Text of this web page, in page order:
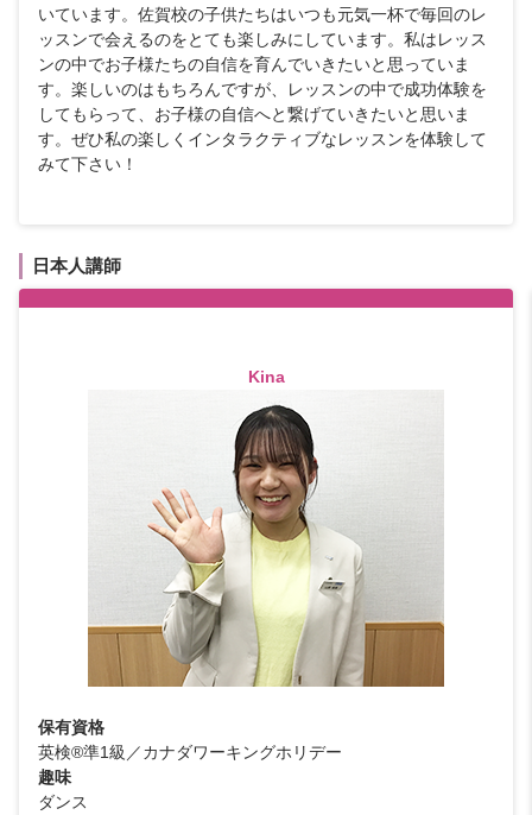
いています。佐賀校の子供たちはいつも元気一杯で毎回のレ
ッスンで会えるのをとても楽しみにしています。私はレッス
ンの中でお子様たちの自信を育んでいきたいと思っていま
す。楽しいのはもちろんですが、レッスンの中で成功体験を
してもらって、お子様の自信へと繋げていきたいと思いま
す。ぜひ私の楽しくインタラクティブなレッスンを体験して
みて下さい！
日本人講師
Kina
保有資格
英検®準1級／カナダワーキングホリデー
趣味
ダンス